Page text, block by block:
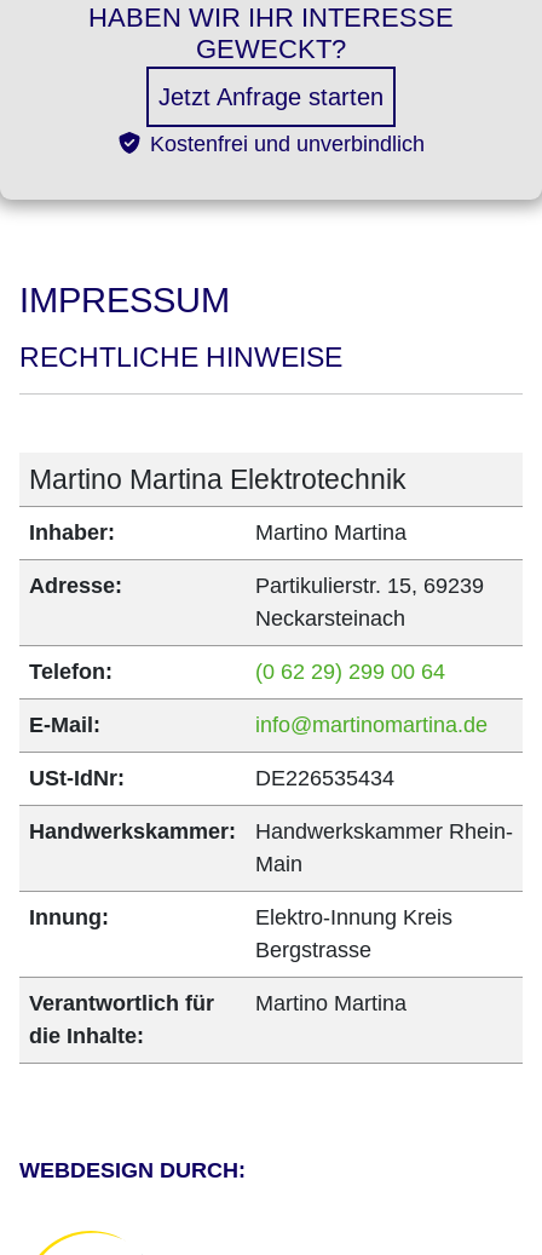
HABEN WIR IHR INTERESSE
GEWECKT?
Jetzt Anfrage starten
Kostenfrei und unverbindlich
IMPRESSUM
RECHTLICHE HINWEISE
Martino Martina Elektrotechnik
Inhaber: Martino Martina
Adresse:
Partikulierstr. 15, 69239
Neckarsteinach
Telefon: (0 62 29) 299 00 64
E-Mail: info@martinomartina.de
USt-IdNr: DE226535434
Handwerkskammer:
Handwerkskammer Rhein-
Main
Innung:
Elektro-Innung Kreis
Bergstrasse
Verantwortlich für
die Inhalte:
Martino Martina
WEBDESIGN DURCH: